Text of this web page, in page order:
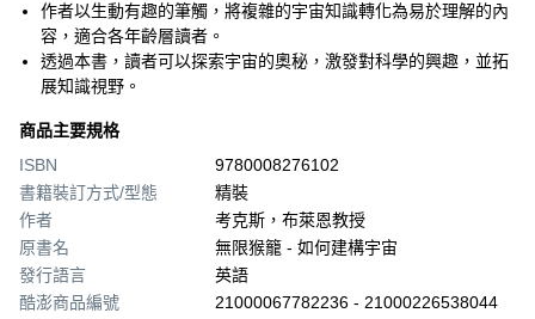
作者以生動有趣的筆觸，將複雜的宇宙知識轉化為易於理解的內
容，適合各年齡層讀者。
透過本書，讀者可以探索宇宙的奧秘，激發對科學的興趣，並拓
展知識視野。
商品主要規格
ISBN
9780008276102
書籍裝訂方式/型態
精裝
作者
考克斯，布萊恩教授
原書名
無限猴籠 - 如何建構宇宙
發行語言
英語
酷澎商品編號
21000067782236 - 21000226538044